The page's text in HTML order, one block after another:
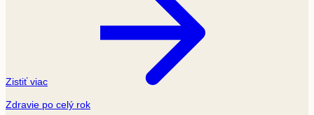
Zistiť viac
Zdravie po celý rok